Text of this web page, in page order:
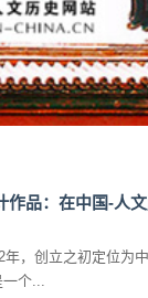
作品：在中国-人
年，创立之初定位为
一个...